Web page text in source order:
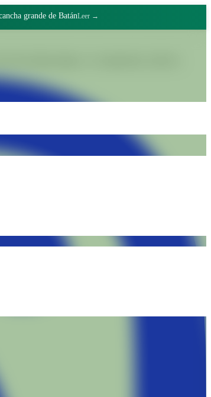
grande de BatánLeer →
del trabajo digno y el compromiso colectivo.